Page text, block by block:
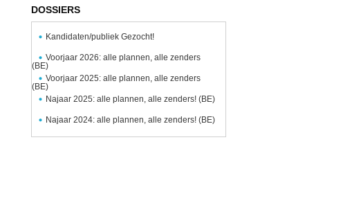
DOSSIERS
Kandidaten/publiek Gezocht!
Voorjaar 2026: alle plannen, alle zenders
(BE)
Voorjaar 2025: alle plannen, alle zenders
(BE)
Najaar 2025: alle plannen, alle zenders! (BE)
Najaar 2024: alle plannen, alle zenders! (BE)